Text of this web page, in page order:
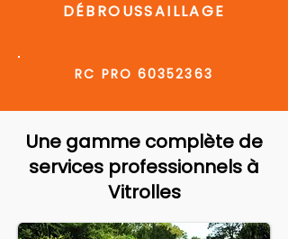
DÉBROUSSAILLAGE
RC PRO 60352363
Une gamme complète de
services professionnels à
Vitrolles